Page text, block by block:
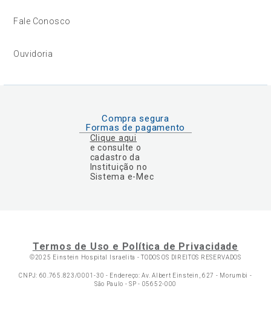
Fale Conosco
Ouvidoria
Compra segura
Formas de pagamento
Clique aqui
e consulte o
cadastro da
Instituição no
Sistema e-Mec
Termos de Uso e Política de Privacidade
©2025 Einstein Hospital Israelita -TODOS OS DIREITOS RESERVADOS
CNPJ: 60.765.823/0001-30 - Endereço: Av. Albert Einstein, 627 - Morumbi -
São Paulo - SP - 05652-000